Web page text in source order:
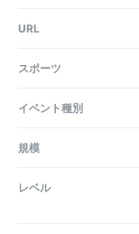
URL
スポーツ
イベント種別
規模
レベル